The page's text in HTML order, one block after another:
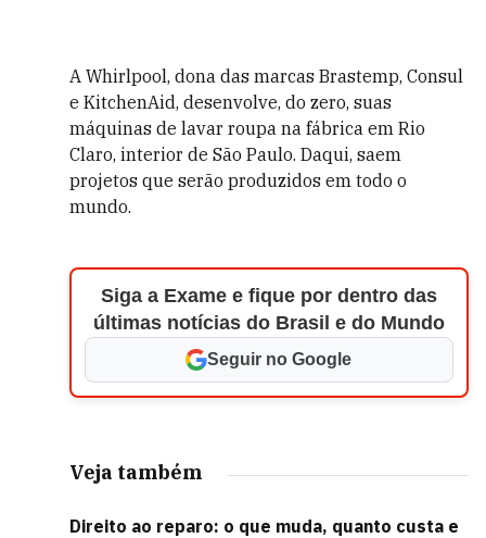
A Whirlpool, dona das marcas Brastemp, Consul
e KitchenAid, desenvolve, do zero, suas
máquinas de lavar roupa na fábrica em Rio
Claro, interior de São Paulo. Daqui, saem
projetos que serão produzidos em todo o
mundo.
Siga a Exame e fique por dentro das
últimas notícias do Brasil e do Mundo
Seguir no Google
Veja também
Direito ao reparo: o que muda, quanto custa e